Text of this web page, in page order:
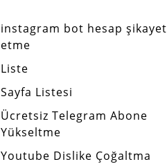
instagram bot hesap şikayet
etme
Liste
Sayfa Listesi
Ücretsiz Telegram Abone
Yükseltme
Youtube Dislike Çoğaltma